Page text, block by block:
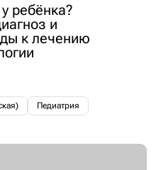
ребёнка?
и
к лечению
Педиатрия